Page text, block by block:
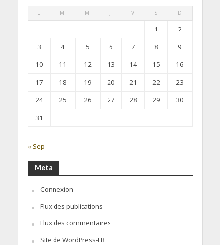
L M M J V S D
1
2
3
4 5 6 7 8
9
10
11 12 13 14 15
16
17
18 19 20 21 22
23
24
25 26 27 28 29
30
31
« Sep
Meta
Connexion
Flux des publications
Flux des commentaires
Site de WordPress-FR